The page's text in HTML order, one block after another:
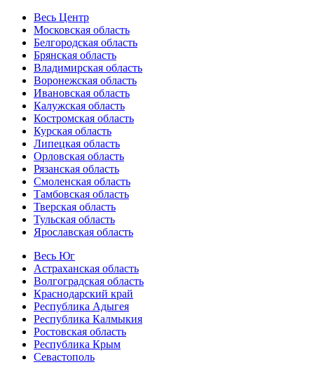
Весь Центр
Московская область
Белгородская область
Брянская область
Владимирская область
Воронежская область
Ивановская область
Калужская область
Костромская область
Курская область
Липецкая область
Орловская область
Рязанская область
Смоленская область
Тамбовская область
Тверская область
Тульская область
Ярославская область
Весь Юг
Астраханская область
Волгоградская область
Краснодарский край
Республика Адыгея
Республика Калмыкия
Ростовская область
Республика Крым
Севастополь